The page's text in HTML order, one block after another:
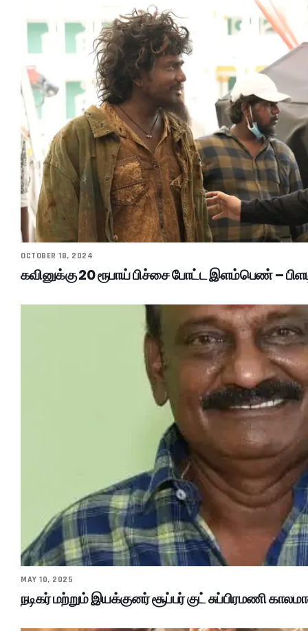
OCTOBER 18, 2024
கவினுக்கு 20 ரூபாய் பிச்சை போட்ட இளம்பெண் –
MAY 10, 2025
நடிகர் மற்றும் இயக்குனர் சூப்பர் குட் சுப்பிரமணி